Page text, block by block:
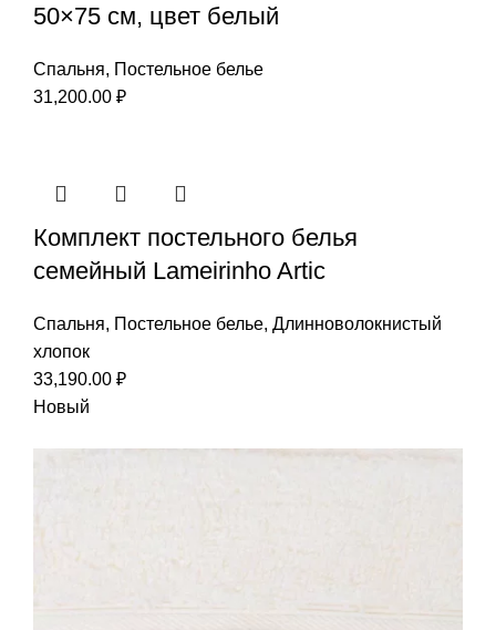
50×75 см, цвет белый
Спальня, Постельное белье
31,200.00 ₽
Комплект постельного белья
семейный Lameirinho Artic
Спальня, Постельное белье, Длинноволокнистый
хлопок
33,190.00 ₽
Новый